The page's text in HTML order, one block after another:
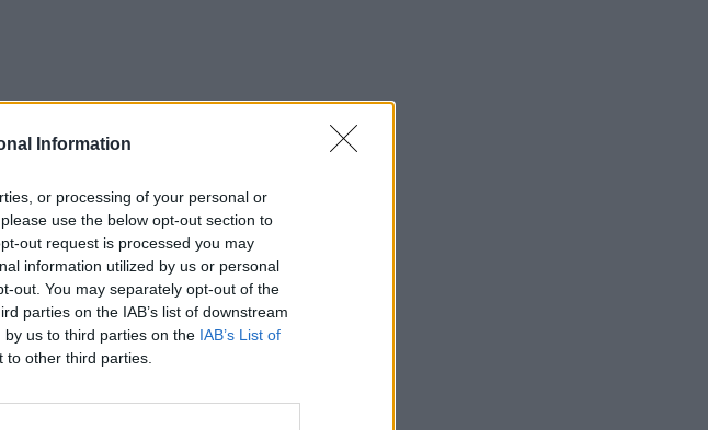
Information
or processing of your personal or
use the below opt-out section to
out request is processed you may
information utilized by us or personal
out. You may separately opt-out of the
parties on the IAB’s list of downstream
us to third parties on the IAB’s List of
other third parties.